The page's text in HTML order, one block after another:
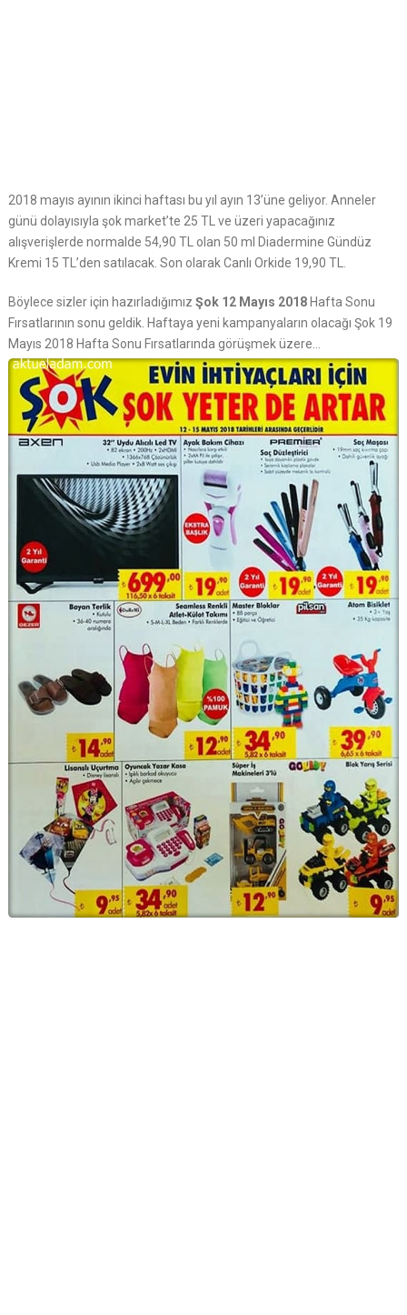
2018 mayıs ayının ikinci haftası bu yıl ayın 13’üne geliyor. Anneler
günü dolayısıyla şok market’te 25 TL ve üzeri yapacağınız
alışverişlerde normalde 54,90 TL olan 50 ml Diadermine Gündüz
Kremi 15 TL’den satılacak. Son olarak Canlı Orkide 19,90 TL.
Böylece sizler için hazırladığımız Şok 12 Mayıs 2018Hafta Sonu
Fırsatlarının sonu geldik. Haftaya yeni kampanyaların olacağı Şok 19
Mayıs 2018 Hafta Sonu Fırsatlarında görüşmek üzere…